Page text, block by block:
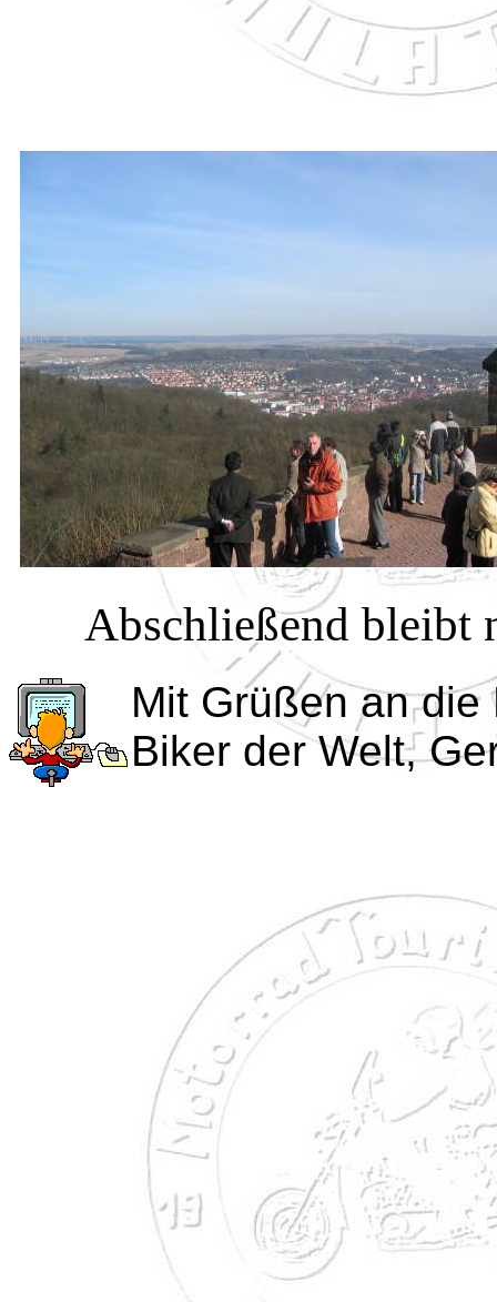
Abschließend bleibt
Mit Grüßen an
Biker der Welt,